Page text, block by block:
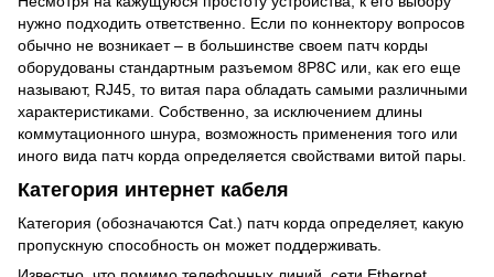
нужно подходить ответственно. Если по коннектору вопросов
обычно не возникает – в большинстве своем патч корды
оборудованы стандартным разъемом 8Р8С или, как его еще
называют, RJ45, то витая пара обладать самыми различными
характеристиками. Собственно, за исключением длины
коммутационного шнура, возможность применения того или
иного вида патч корда определяется свойствами витой пары.
Категория интернет кабеля
Категория (обозначаются Cat.) патч корда определяет, какую
пропускную способность он может поддерживать.